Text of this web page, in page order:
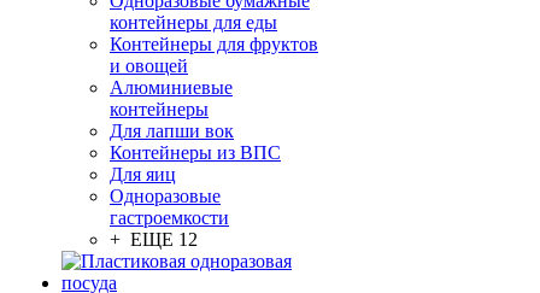
контейнеры для еды
Контейнеры для фруктов
и овощей
Алюминиевые
контейнеры
Для лапши вок
Контейнеры из ВПС
Для яиц
Одноразовые
гастроемкости
+ ЕЩЕ 12